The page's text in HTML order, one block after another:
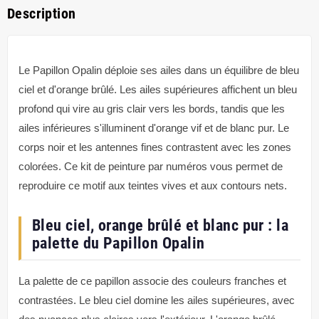
Description
Le Papillon Opalin déploie ses ailes dans un équilibre de bleu
ciel et d'orange brûlé. Les ailes supérieures affichent un bleu
profond qui vire au gris clair vers les bords, tandis que les
ailes inférieures s'illuminent d'orange vif et de blanc pur. Le
corps noir et les antennes fines contrastent avec les zones
colorées. Ce kit de peinture par numéros vous permet de
reproduire ce motif aux teintes vives et aux contours nets.
Bleu ciel, orange brûlé et blanc pur : la
palette du Papillon Opalin
La palette de ce papillon associe des couleurs franches et
contrastées. Le bleu ciel domine les ailes supérieures, avec